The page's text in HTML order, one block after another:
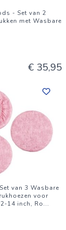
- Set van 2
met Wasbare
€ 35,95
van 3 Wasbare
voor
14 inch, Ro...